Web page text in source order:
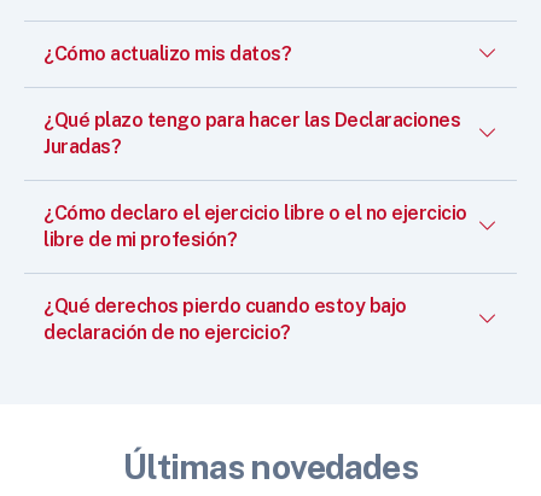
¿Cómo actualizo mis datos?
¿Qué plazo tengo para hacer las Declaraciones
Juradas?
¿Cómo declaro el ejercicio libre o el no ejercicio
libre de mi profesión?
¿Qué derechos pierdo cuando estoy bajo
declaración de no ejercicio?
Últimas novedades